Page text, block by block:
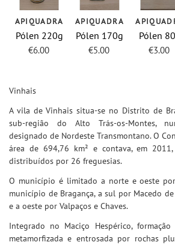
APIQUADRA
Pólen 220g
€6.00
APIQUADRA
Pólen 170g
€5.00
Pólen
€3.00
Vinhais
A vila de Vinhais situa-se no Distrito de
sub-região do Alto Trás-os-Montes,
designado de Nordeste Transmontano. O
área de 694,76 km² e contava, em
distribuídos por 26 freguesias.
O município é limitado a norte e oeste
município de Bragança, a sul por Macedo
e a oeste por Valpaços e Chaves.
Integrado no Maciço Hespérico,
metamorfizada e entrosada por rochas